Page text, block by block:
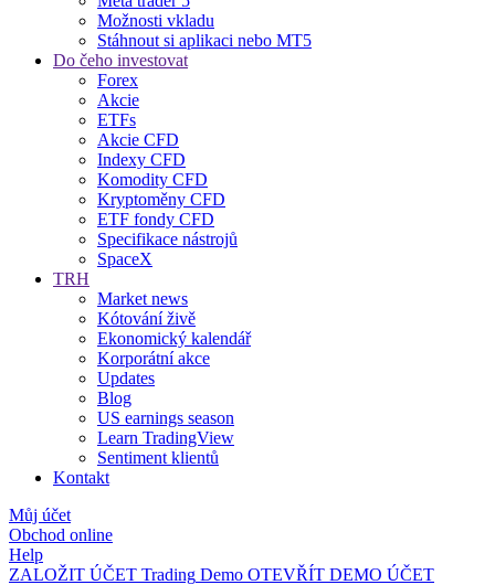
Možnosti vkladu
Stáhnout si aplikaci nebo MT5
Do čeho investovat
Forex
Akcie
ETFs
Akcie CFD
Indexy CFD
Komodity CFD
Kryptoměny CFD
ETF fondy CFD
Specifikace nástrojů
SpaceX
TRH
Market news
Kótování živě
Ekonomický kalendář
Korporátní akce
Updates
Blog
US earnings season
Learn TradingView
Sentiment klientů
Kontakt
Můj účet
Obchod online
Help
ZALOŽIT ÚČET Trading Demo OTEVŘÍT DEMO ÚČET